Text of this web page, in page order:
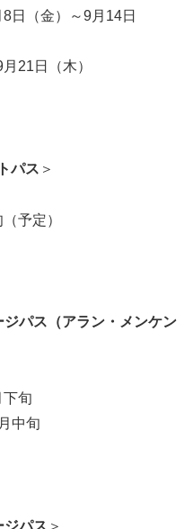
日（金）～9月14日
21日（木）
パス ＞
予定）
パス（アラン・メンケン
旬
中旬
パス ＞